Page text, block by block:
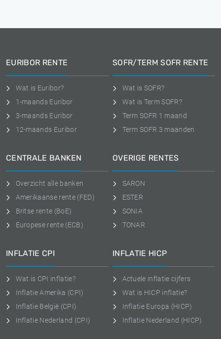
EURIBOR RENTE
Wat is Euribor?
1-maands Euribor
3-maands Euribor
12-maands Euribor
SOFR/TERM SOFR RENTE
Wat is SOFR?
Wat is Term SOFR?
Term SOFR 1 maand
Term SOFR 3 maanden
CENTRALE BANKEN
Overzicht alle banken
Amerikaanse rente (FED)
Britse rente (BoE)
Europese rente (ECB)
OVERIGE RENTES
SARON
ESTER
SONIA
TONAR
INFLATIE CPI
Wat is CPI inflatie?
Inflatie Amerika (CPI)
Inflatie België (CPI)
Inflatie Nederland (CPI)
INFLATIE HICP
Actuele inflatie cijfers
Wat is HICP inflatie?
Inflatie Europa (HICP)
Inflatie Nederland (HICP)